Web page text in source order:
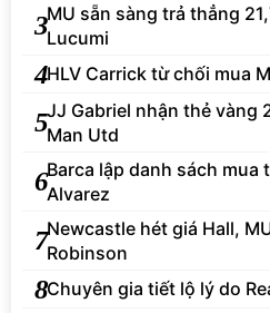
3MU sẵn sàng trả thẳng
Lucumi
4HLV Carrick từ chối mua
5JJ Gabriel nhận thẻ vàng
Man Utd
6Barca lập danh sách
Alvarez
7Newcastle hét giá Hall,
Robinson
8Chuyên gia tiết lộ lý do